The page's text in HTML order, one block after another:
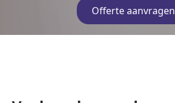
Offerte aanvragen